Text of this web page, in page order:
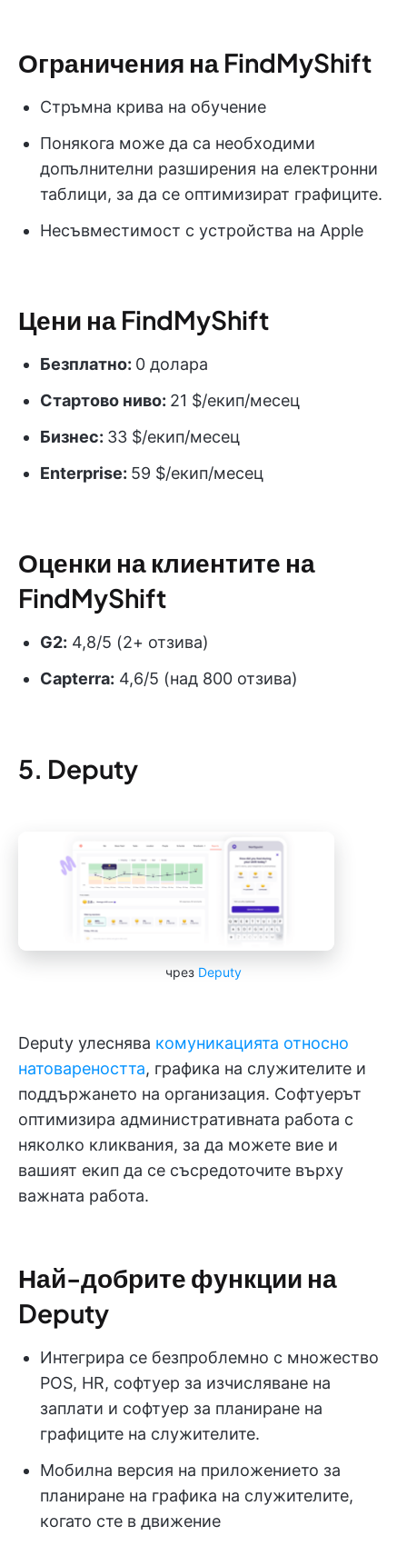
Ограничения на FindMyShift
Стръмна крива на обучение
Понякога може да са необходими
допълнителни разширения на електронни
таблици, за да се оптимизират графиците.
Несъвместимост с устройства на Apple
Цени на FindMyShift
Безплатно: 0 долара
Стартово ниво: 21 $/екип/месец
Бизнес: 33 $/екип/месец
Enterprise: 59 $/екип/месец
Оценки на клиентите на
FindMyShift
G2: 4,8/5 (2+ отзива)
Capterra: 4,6/5 (над 800 отзива)
5. Deputy
чрез Deputy
Deputy улеснява комуникацията относно
натовареността, графика на служителите и
поддържането на организация. Софтуерът
оптимизира административната работа с
няколко кликвания, за да можете вие и
вашият екип да се съсредоточите върху
важната работа.
Най-добрите функции на
Deputy
Интегрира се безпроблемно с множество
POS, HR, софтуер за изчисляване на
заплати и софтуер за планиране на
графиците на служителите.
Мобилна версия на приложението за
планиране на графика на служителите,
когато сте в движение